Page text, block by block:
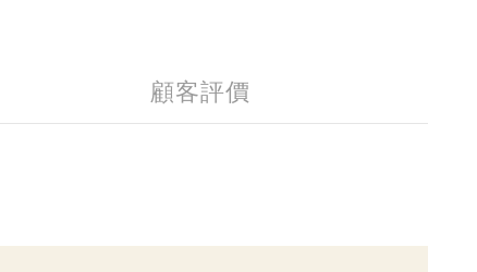
顧客評價